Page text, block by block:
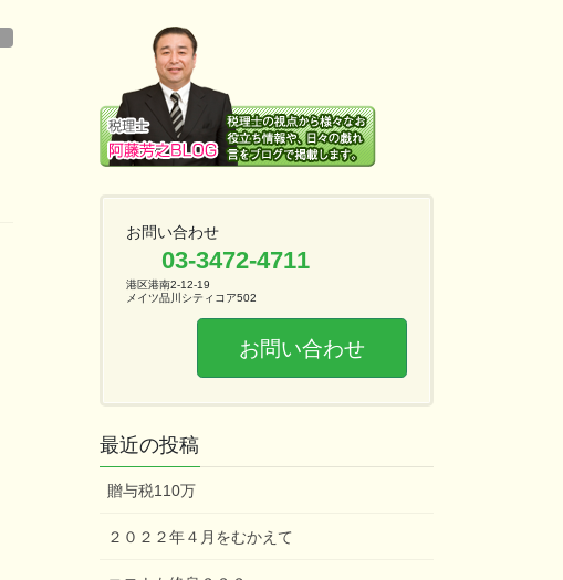
お問い合わせ
03-3472-4711
港区港南2-12-19
メイツ品川シティコア502
お問い合わせ
最近の投稿
贈与税110万
２０２２年４月をむかえて